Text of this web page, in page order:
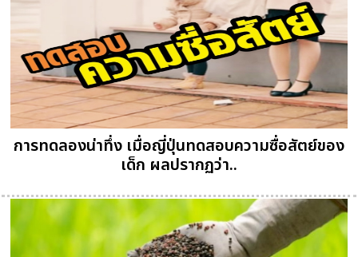
การทดลองน่าทึ่ง เมื่อญี่ปุ่นทดสอบความซื่อสัตย์ของ
เด็ก ผลปรากฏว่า..